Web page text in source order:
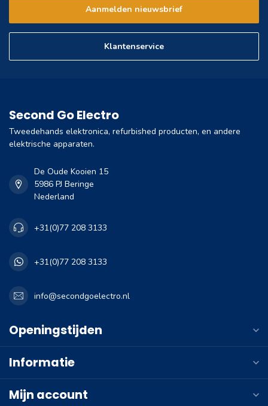
Aanmelden nieuwsbrief
Klantenservice
Second Go Electro
Tweedehands elektronica, refurbished producten, en andere
elektrische apparaten.
De Oude Kooien 15
5986 PJ Beringe
Nederland
+31(0)77 208 3133
+31(0)77 208 3133
info@secondgoelectro.nl
Openingstijden
Informatie
Mijn account